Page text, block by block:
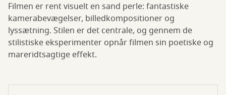
Filmen er rent visuelt en sand perle: fantastiske
kamerabevægelser, billedkompositioner og
lyssætning. Stilen er det centrale, og gennem de
stilistiske eksperimenter opnår filmen sin poetiske og
mareridtsagtige effekt.